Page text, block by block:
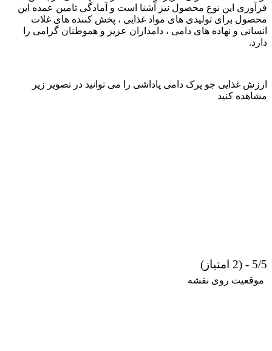
فرآوری این نوع محصول نیز آشنا است و آمادگی تامین عمده این
محصول برای تولیدی های مواد غذایی ، پخش کننده های غلات
انسانی و نهاده های دامی ، دامداران عزیز و هموطنان گرامی را
دارد.
ارزش غذایی جو پرک دامی پاداشی را می توانید در تصویر زیر
مشاهده کنید
5/5 - (2 امتیاز)
موقعیت روی نقشه